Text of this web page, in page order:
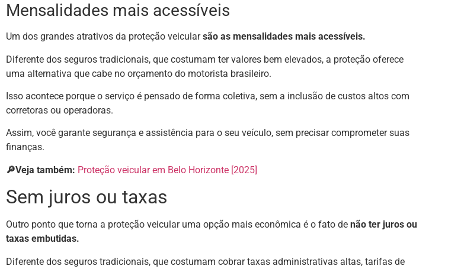
Mensalidades mais acessíveis
Um dos grandes atrativos da proteção veicularsão as mensalidades mais acessíveis.
Diferente dos seguros tradicionais, que costumam ter valores bem elevados, a proteção oferece
uma alternativa que cabe no orçamento do motorista brasileiro.
Isso acontece porque o serviço é pensado de forma coletiva, sem a inclusão de custos altos com
corretoras ou operadoras.
Assim, você garante segurança e assistência para o seu veículo, sem precisar comprometer suas
finanças.
🔎Veja também: Proteção veicular em Belo Horizonte [2025]
Sem juros ou taxas
Outro ponto que torna a proteção veicular uma opção mais econômica é o fato de não ter juros ou
taxas embutidas.
Diferente dos seguros tradicionais, que costumam cobrar taxas administrativas altas, tarifas de